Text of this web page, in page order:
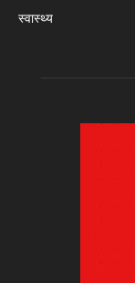
स्वास्थ्य